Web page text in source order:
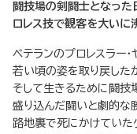
闘技場の剣闘士となった
ロレス技で観客を大いに
ベテランのプロレスラー
若い頃の姿を取り戻した
そして生きるために闘技
盛り込んだ闘いと劇的な
路地裏で死にかけていた